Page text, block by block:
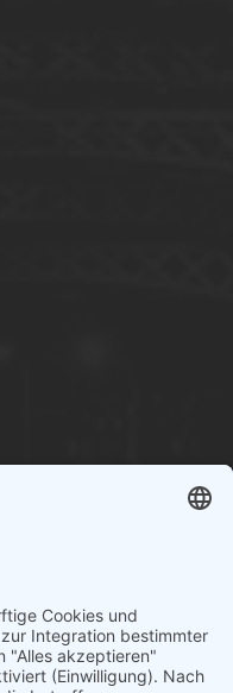
– Kultur – Umwelt –
– für die Region Bayern